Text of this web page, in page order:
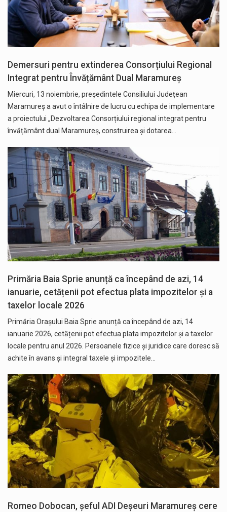
Demersuri pentru extinderea Consorțiului Regional
Integrat pentru Învățământ Dual Maramureș
Miercuri, 13 noiembrie, președintele Consiliului Județean
Maramureș a avut o întâlnire de lucru cu echipa de implementare
a proiectului „Dezvoltarea Consorțiului regional integrat pentru
învățământ dual Maramureș, construirea și dotarea…
Primăria Baia Sprie anunță ca începând de azi, 14
ianuarie, cetățenii pot efectua plata impozitelor și a
taxelor locale 2026
Primăria Orașului Baia Sprie anunță ca începând de azi, 14
ianuarie 2026, cetățenii pot efectua plata impozitelor și a taxelor
locale pentru anul 2026. Persoanele fizice și juridice care doresc să
achite în avans și integral taxele și impozitele…
Romeo Dobocan, șeful ADI Deșeuri Maramureș cere